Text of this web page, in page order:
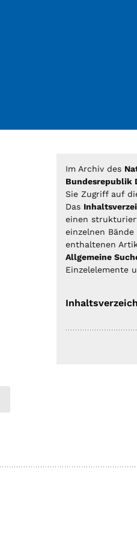
Im Archiv des
Bundesrepublik
Sie Zugriff auf
Das
einen
einzelnen
enthaltenen
Allgemeine
Einzelelemente